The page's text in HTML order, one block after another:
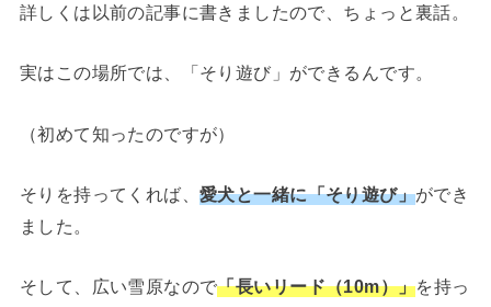
詳しくは以前の記事に書きましたので、ちょっと裏話。
実はこの場所では、「そり遊び」ができるんです。
（初めて知ったのですが）
そりを持ってくれば、愛犬と一緒に「そり遊び」ができ
ました。
そして、広い雪原なので「長いリード（10m）」を持っ